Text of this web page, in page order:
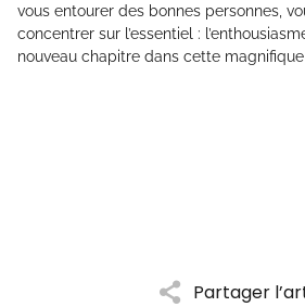
Partager
vous entourer des bonnes personnes,
concentrer sur l’essentiel :
nouveau chapitre dans cette